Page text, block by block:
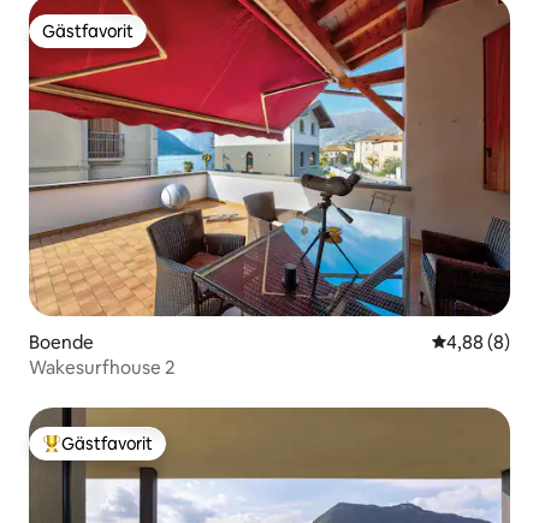
Gästfavorit
Gästfavorit
Boende 4,88 av 5 i
4,88 (8)
Wakesurfhouse 2
Populär gästfavorit
Gästfavorit